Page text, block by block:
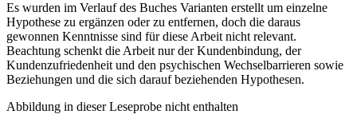
Es wurden im Verlauf des Buches Varianten erstellt um einzelne
Hypothese zu ergänzen oder zu entfernen, doch die daraus
gewonnen Kenntnisse sind für diese Arbeit nicht relevant.
Beachtung schenkt die Arbeit nur der Kundenbindung, der
Kundenzufriedenheit und den psychischen Wechselbarrieren sowie
Beziehungen und die sich darauf beziehenden Hypothesen.
Abbildung in dieser Leseprobe nicht enthalten